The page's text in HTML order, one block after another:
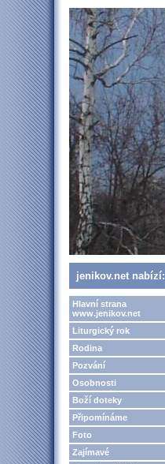
jenikov.net nabízí:
Hlavní strana
www.jenikov.net
Liturgický rok
Rodina
Pozvání
Osobnosti
Boží doteky
Připomínáme
Foto
Zajímavé